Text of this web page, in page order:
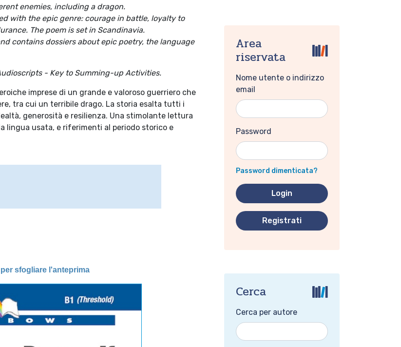
enemies, including a dragon.
with the epic genre: courage in battle, loyalty to
The poem is set in Scandinavia.
contains dossiers about epic poetry, the language
- Key to Summing-up Activities.
imprese di un grande e valoroso guerriero che
tra cui un terribile drago. La storia esalta tutti i
generosità e resilienza. Una stimolante lettura
lingua usata, e riferimenti al periodo storico e
sfogliare l'anteprima
Area
riservata
Nome utente o indirizzo
email
Password
Password dimenticata?
Registrati
Cerca
Cerca per autore